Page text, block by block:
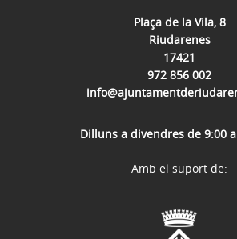
Plaça de la Vila, 8
Riudarenes
17421
972 856 002
Dilluns a divendres de 9:00
Amb el suport de: